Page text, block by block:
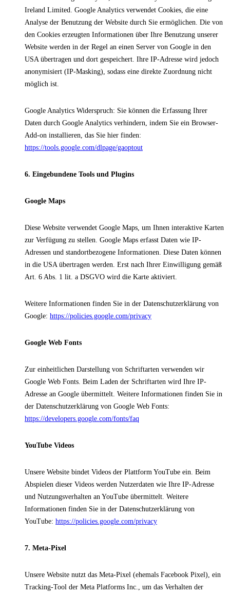
Ireland Limited. Google Analytics verwendet Cookies, die eine
Analyse der Benutzung der Website durch Sie ermöglichen. Die von
den Cookies erzeugten Informationen über Ihre Benutzung unserer
Website werden in der Regel an einen Server von Google in den
USA übertragen und dort gespeichert. Ihre IP-Adresse wird jedoch
anonymisiert (IP-Masking), sodass eine direkte Zuordnung nicht
möglich ist.
Google Analytics Widerspruch: Sie können die Erfassung Ihrer
Daten durch Google Analytics verhindern, indem Sie ein Browser-
Add-on installieren, das Sie hier finden:
https://tools.google.com/dlpage/gaoptout
6. Eingebundene Tools und Plugins
Google Maps
Diese Website verwendet Google Maps, um Ihnen interaktive Karten
zur Verfügung zu stellen. Google Maps erfasst Daten wie IP-
Adressen und standortbezogene Informationen. Diese Daten können
in die USA übertragen werden. Erst nach Ihrer Einwilligung gemäß
Art. 6 Abs. 1 lit. a DSGVO wird die Karte aktiviert.
Weitere Informationen finden Sie in der Datenschutzerklärung von
Google: https://policies.google.com/privacy
Google Web Fonts
Zur einheitlichen Darstellung von Schriftarten verwenden wir
Google Web Fonts. Beim Laden der Schriftarten wird Ihre IP-
Adresse an Google übermittelt. Weitere Informationen finden Sie in
der Datenschutzerklärung von Google Web Fonts:
https://developers.google.com/fonts/faq
YouTube Videos
Unsere Website bindet Videos der Plattform YouTube ein. Beim
Abspielen dieser Videos werden Nutzerdaten wie Ihre IP-Adresse
und Nutzungsverhalten an YouTube übermittelt. Weitere
Informationen finden Sie in der Datenschutzerklärung von
YouTube: https://policies.google.com/privacy
7. Meta-Pixel
Unsere Website nutzt das Meta-Pixel (ehemals Facebook Pixel), ein
Tracking-Tool der Meta Platforms Inc., um das Verhalten der